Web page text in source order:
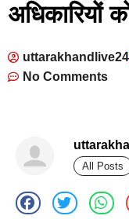
अधिकारियों
uttarakhandlive24
No Comments
All Posts